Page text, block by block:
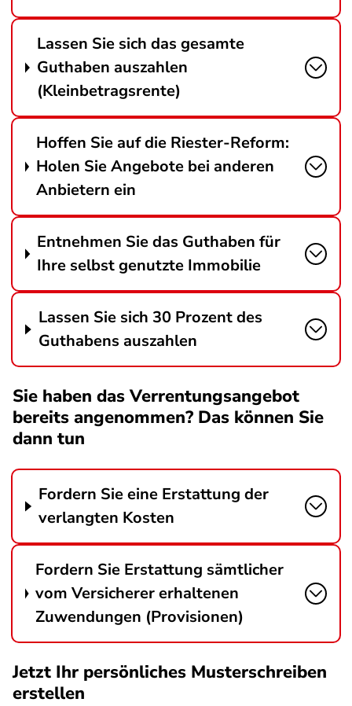
Lassen Sie sich das gesamte
Guthaben auszahlen
(Kleinbetragsrente)
Hoffen Sie auf die Riester-Reform:
Holen Sie Angebote bei anderen
Anbietern ein
Entnehmen Sie das Guthaben für
Ihre selbst genutzte Immobilie
Lassen Sie sich 30 Prozent des
Guthabens auszahlen
Sie haben das Verrentungsangebot
bereits angenommen? Das können Sie
dann tun
Fordern Sie eine Erstattung der
verlangten Kosten
Fordern Sie Erstattung sämtlicher
vom Versicherer erhaltenen
Zuwendungen (Provisionen)
Jetzt Ihr persönliches Musterschreiben
erstellen